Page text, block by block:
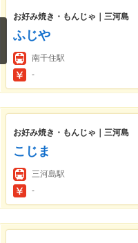
お好み焼き・もんじゃ｜三河島
ふじや
南千住駅
-
お好み焼き・もんじゃ｜三河島
こじま
三河島駅
-